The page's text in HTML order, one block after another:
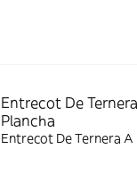
Entrecot De
Plancha
Entrecot De Ternera A